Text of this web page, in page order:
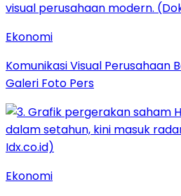
Ekonomi
Komunikasi Visual Perusahaan
Galeri Foto Pers
Ekonomi